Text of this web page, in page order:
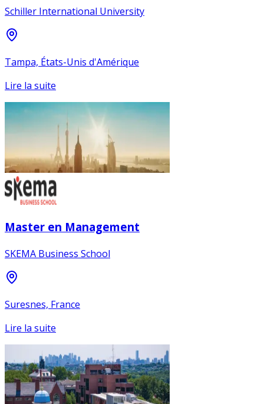
Schiller International University
Tampa, États-Unis d'Amérique
Lire la suite
Master en Management
SKEMA Business School
Suresnes, France
Lire la suite